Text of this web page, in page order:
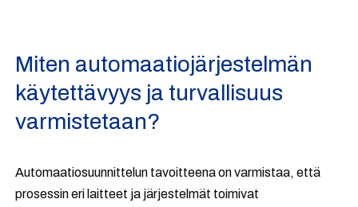
Miten automaatiojärjestelmän
käytettävyys ja turvallisuus
varmistetaan?
Automaatiosuunnittelun tavoitteena on varmistaa, että
prosessin eri laitteet ja järjestelmät toimivat